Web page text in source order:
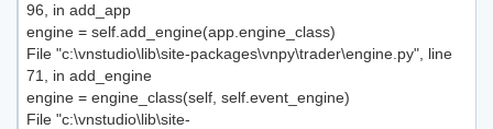
96, in add_app
engine = self.add_engine(app.engine_class)
File "c:\vnstudio\lib\site-packages\vnpy\trader\engine.py", line
71, in add_engine
engine = engine_class(self, self.event_engine)
File "c:\vnstudio\lib\site-